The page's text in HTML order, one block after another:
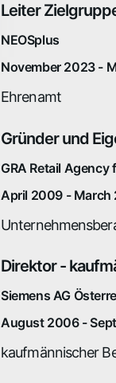
Leiter
NEOSplus
November 2023 -
Ehrenamt
Gründer und
GRA Retail Agency
April 2009 - March
Direktor -
Siemens AG
August 2006 -
kaufmännischer